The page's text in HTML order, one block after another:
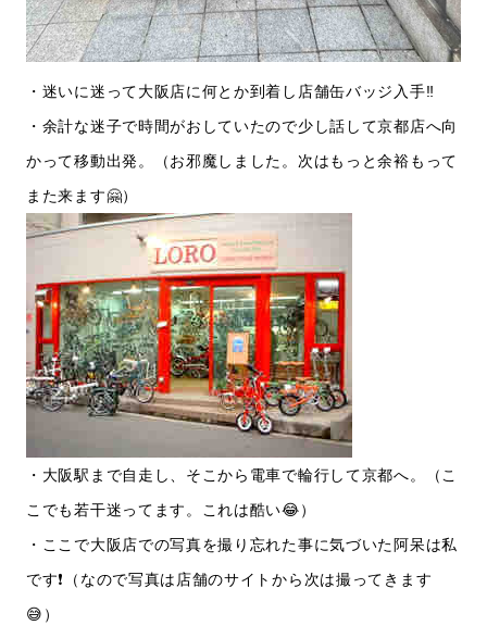
・迷いに迷って大阪店に何とか到着し店舗缶バッジ入手‼️
・余計な迷子で時間がおしていたので少し話して京都店へ向
かって移動出発。（お邪魔しました。次はもっと余裕もって
また来ます🤗）
・大阪駅まで自走し、そこから電車で輪行して京都へ。（こ
こでも若干迷ってます。これは酷い😂）
・ここで大阪店での写真を撮り忘れた事に気づいた阿呆は私
です❗️（なので写真は店舗のサイトから次は撮ってきます
😅）